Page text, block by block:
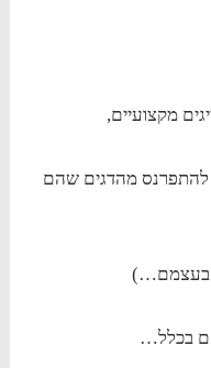
מקצועיים,
להתפרנס מהדגים שהם
בעצמם…)
בכלל…